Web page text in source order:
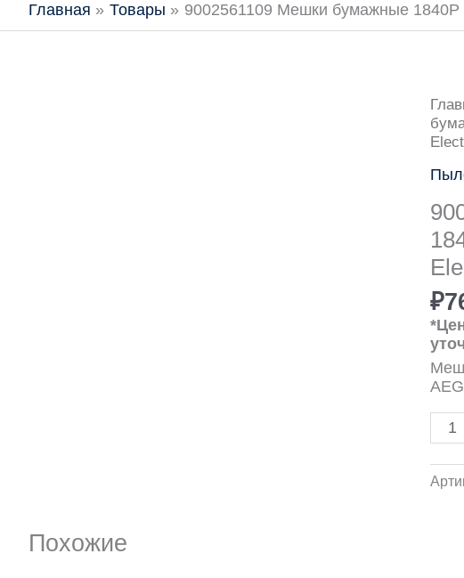
Главная Товары 9002561109 Мешки бумажные
₽
к
Похожие